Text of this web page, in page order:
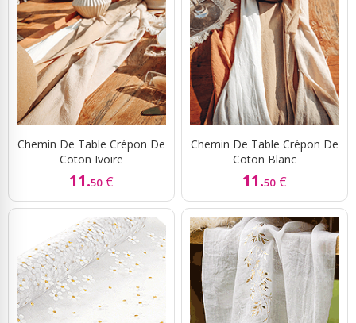
Chemin De Table Crépon De
Coton Ivoire
11.50 €
Chemin De Table Crépon De
Coton Blanc
11.50 €